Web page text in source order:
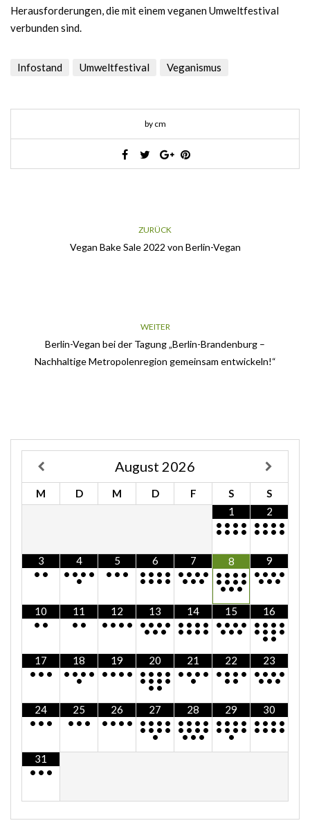
Herausforderungen, die mit einem veganen Umweltfestival
verbunden sind.
Infostand Umweltfestival Veganismus
by cm
ZURÜCK
Vegan Bake Sale 2022 von Berlin-Vegan
WEITER
Berlin-Vegan bei der Tagung „Berlin-Brandenburg –
Nachhaltige Metropolenregion gemeinsam entwickeln!“
August 2026
M D M D F S
S
1
• • • •
• • • •
2
• • • •
• • • •
3
• •
4
• • • •
•
5
• • •
6
• • • •
• • • •
7
• • • •
•••
8
• • • •
• • • •
•••
9
• • • •
•••
10
• •
11
• •
12
• • • •
13
• • • •
•••
14
• • • •
• • • •
15
• • • •
•••
16
• • • •
• • • •
• •
17
• • •
18
• • • •
•
19
• • • •
20
• • • •
• • • •
• •
21
• • • •
•
22
• • • •
• •
23
• • • •
•••
24
• • •
25
• • •
26
• • • •
27
• • • •
• • • •
•
28
• • • •
• • • •
•••
29
• • • •
• • • •
•
30
• • • •
• • • •
31
• • •